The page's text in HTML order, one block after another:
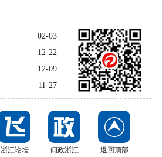
02-03
12-22
12-09
11-27
浙江论坛 问政浙江 返回顶部